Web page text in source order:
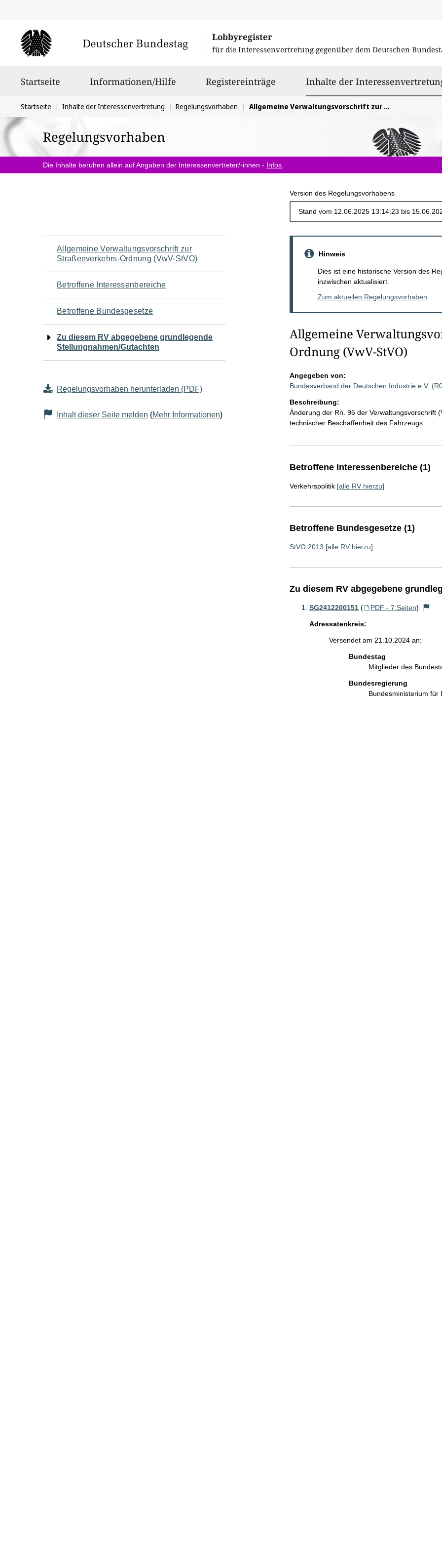
Lobbyregister
für die Interessenvertretung gegenüber dem Deutschen
Startseite Informationen/Hilfe Registereinträge Inhalte der
Sie
befinden
sich
hier:
Startseite Inhalte der Interessenvertretung Regelungsvorhaben Allgemeine Verwaltungsvorschrift zur Straßenverkehrs-Ordnung (VwV-StVO)
Regelungsvorhaben
Die Inhalte beruhen allein auf Angaben der Interessenvertreter/-innen - Infos
Version des Regelungsvorhabens
Navigation
für
den
Seiteninhalt
Allgemeine Verwaltungsvorschrift zur
Straßenverkehrs-Ordnung (VwV-StVO)
Betroffene Interessenbereiche
Betroffene Bundesgesetze
Zu diesem RV abgegebene grundlegende
Stellungnahmen/Gutachten
Regelungsvorhaben herunterladen (PDF)
Inhalt dieser Seite melden (Mehr Informationen)
Hinweis
Dies ist eine historische Version des
inzwischen aktualisiert.
Zum aktuellen Regelungsvorhaben
Allgemeine
Ordnung (VwV-StVO)
Angegeben von:
Bundesverband der Deutschen Industrie e.V.
Beschreibung:
Änderung der Rn. 95 der Verwaltungsvorschrift
technischer Beschaffenheit des Fahrzeugs
Betroffene Interessenbereiche (1)
Verkehrspolitik [alle RV hierzu]
Betroffene Bundesgesetze (1)
StVO 2013 [alle RV hierzu]
Zu diesem RV abgegebene
SG2412200151 ( PDF - 7 Seiten)
Adressatenkreis:
Versendet am 21.10.2024 an:
Bundestag
Mitglieder des
Bundesregierung
Bundesministerium für